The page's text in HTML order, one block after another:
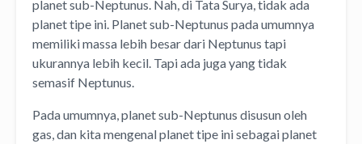
planet sub-Neptunus. Nah, di Tata Surya, tidak ada
planet tipe ini. Planet sub-Neptunus pada umumnya
memiliki massa lebih besar dari Neptunus tapi
ukurannya lebih kecil. Tapi ada juga yang tidak
semasif Neptunus.
Pada umumnya, planet sub-Neptunus disusun oleh
gas, dan kita mengenal planet tipe ini sebagai planet